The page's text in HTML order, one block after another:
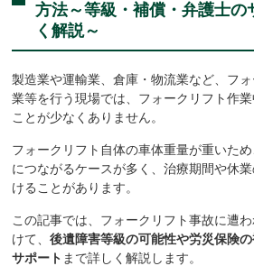
方法～等級・補償・弁護士の
く解説～
製造業や運輸業、倉庫・物流業など、フ
業等を行う現場では、フォークリフト作
ことが少なくありません。
フォークリフト自体の車体重量が重いた
につながるケースが多く、治療期間や休
けることがあります。
この記事では、フォークリフト事故に遭
けて、後遺障害等級の可能性や労災保険
サポート まで詳しく解説します。